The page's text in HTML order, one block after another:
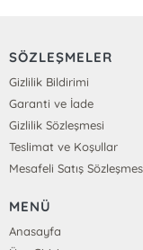
SÖZLEŞMELER
Gizlilik Bildirimi
Garanti ve İade
Gizlilik Sözleşmesi
Teslimat ve Koşullar
Mesafeli Satış
MENÜ
Anasayfa